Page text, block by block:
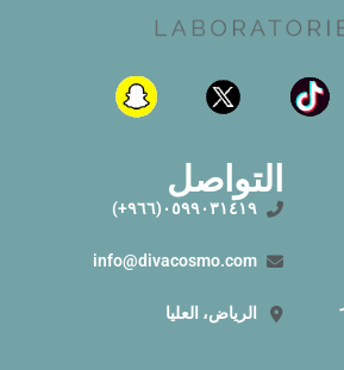
التواصل
٠٥٩٩٠٣١٤١٩(٩٦٦+)
info@divacosmo.com
الرياض، العليا